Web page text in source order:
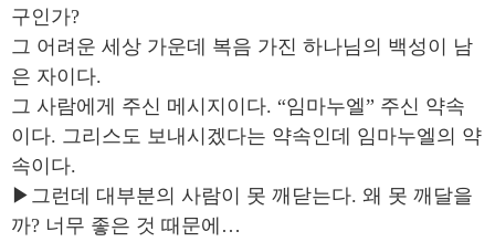
구인가?
그 어려운 세상 가운데 복음 가진 하나님의 백성이 남
은 자이다.
그 사람에게 주신 메시지이다. “임마누엘” 주신 약속
이다. 그리스도 보내시겠다는 약속인데 임마누엘의 약
속이다.
▶그런데 대부분의 사람이 못 깨닫는다. 왜 못 깨달을
까? 너무 좋은 것 때문에…